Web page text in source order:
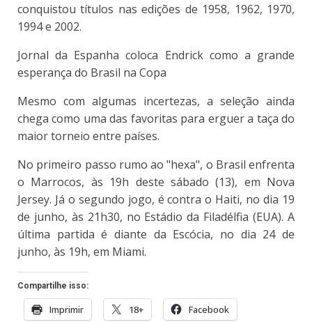
conquistou títulos nas edições de 1958, 1962, 1970,
1994 e 2002.
Jornal da Espanha coloca Endrick como a grande
esperança do Brasil na Copa
Mesmo com algumas incertezas, a seleção ainda
chega como uma das favoritas para erguer a taça do
maior torneio entre países.
No primeiro passo rumo ao "hexa", o Brasil enfrenta
o Marrocos, às 19h deste sábado (13), em Nova
Jersey. Já o segundo jogo, é contra o Haiti, no dia 19
de junho, às 21h30, no Estádio da Filadélfia (EUA). A
última partida é diante da Escócia, no dia 24 de
junho, às 19h, em Miami.
Compartilhe isso:
Imprimir 18+ Facebook